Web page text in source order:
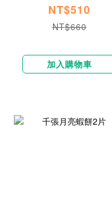
NT$510
NT$660
加入購物車